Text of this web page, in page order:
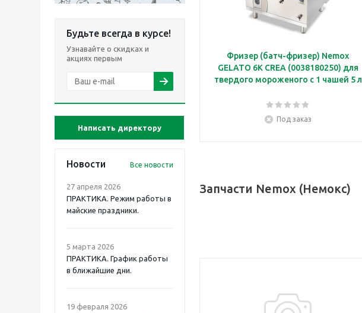
Будьте всегда в курсе!
Узнавайте о скидках и
акциях первым
Написать директору
Новости Все новости
27 апреля 2026
ПРАКТИКА. Режим работы в
майские праздники.
5 марта 2026
ПРАКТИКА. График работы
в ближайшие дни.
19 февраля 2026
Фризер (батч-фризер) Nemox
GELATO 6K CREA (0038180250) для
твердого мороженого с 1 чашей 5 л
Под заказ
Запчасти Nemox (Немокс)